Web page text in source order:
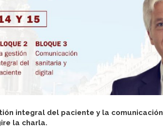
integral del paciente y la
la charla.